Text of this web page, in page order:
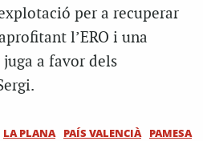
per a recuperar
l’ERO i una
a favor dels
LA PLANA PAÍS VALENCIÀ
PAMESA